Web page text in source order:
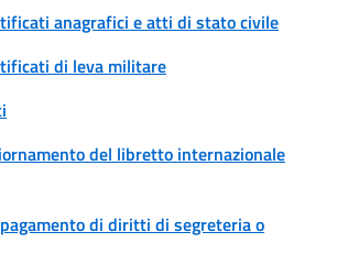
anagrafici e atti di stato civile
di leva militare
del libretto internazionale
di diritti di segreteria o